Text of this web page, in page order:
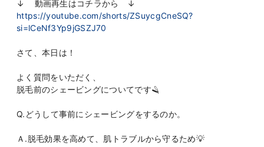
↓ 動画再生はコチラから ↓
https://youtube.com/shorts/ZSuycgCneSQ?
si=lCeNf3Yp9jGSZJ70
さて、本日は！
よく質問をいただく、
脱毛前のシェービングについてです🪒
Q.どうして事前にシェービングをするのか。
Ａ.脱毛効果を高めて、肌トラブルから守るため💡